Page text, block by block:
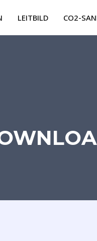
LEITBILD CO2-